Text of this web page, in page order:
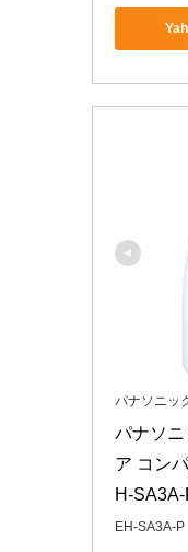
パナソニッ
パナソ
ア コン
H-SA3A-
EH-SA3A-P